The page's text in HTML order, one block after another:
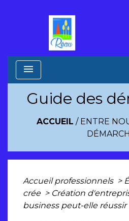
menu
Guide des
ACCUEIL / ENTRE
Accueil professionnels >
crée > Création
business peut-elle réussir